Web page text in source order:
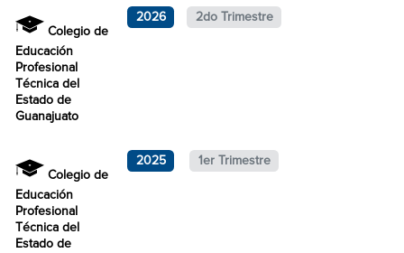
Colegio de
Educación
Profesional
Técnica del
Estado de
Guanajuato
2026 2do Trimestre
Colegio de
Educación
Profesional
Técnica del
Estado de
2025 1er Trimestre